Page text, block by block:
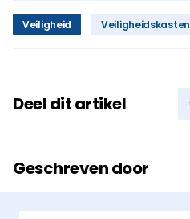
Veiligheid Veiligheidskasten
Deel dit artikel
Geschreven door